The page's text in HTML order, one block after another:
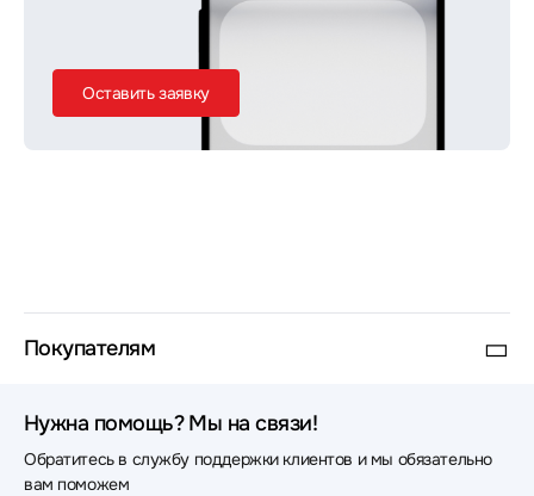
Оставить заявку
Покупателям
Нужна помощь? Мы на связи!
Обратитесь в службу поддержки клиентов и мы обязательно
вам поможем